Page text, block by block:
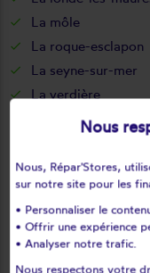
La môle
La roque-esclapon
La seyne-sur-mer
La verdière
Le bourguet
Le luc
Le plan-de-la-tour
Le revest-les-eaux
Le val
Nous
Nous, Répar'Stores,
sur notre site pour les
• Personnaliser le
• Offrir une expérience
• Analyser notre trafic.
Nous respectons votre